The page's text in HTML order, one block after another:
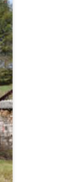
sie u nos godo. Kilka
o gwarze
chciałam powiedzieć,
nie jest pracą
ani badaniem